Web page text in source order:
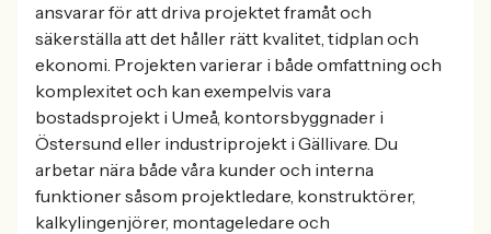
ansvarar för att driva projektet framåt och
säkerställa att det håller rätt kvalitet, tidplan och
ekonomi. Projekten varierar i både omfattning och
komplexitet och kan exempelvis vara
bostadsprojekt i Umeå, kontorsbyggnader i
Östersund eller industriprojekt i Gällivare. Du
arbetar nära både våra kunder och interna
funktioner såsom projektledare, konstruktörer,
kalkylingenjörer, montageledare och